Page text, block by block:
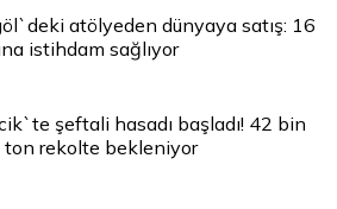
atölyeden dünyaya satış: 16
istihdam sağlıyor
şeftali hasadı başladı! 42 bin
ton rekolte bekleniyor